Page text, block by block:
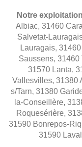
Notre
Albiac, 31460
Salvetat-
Lauragais,
Saussens, 31460
31570 Lanta,
Vallesvilles, 31380
s/Tarn, 31380
la-Conseillère,
Roquesérière,
31590 Bonrepos-
31590